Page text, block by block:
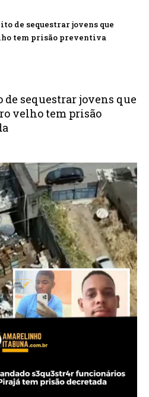
de sequestrar jovens que
tem prisão preventiva
sequestrar jovens que
velho tem prisão